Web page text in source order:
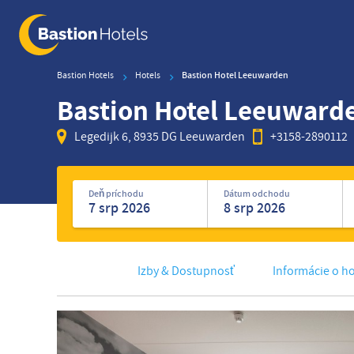
main
Bastion Hotels Hotels Bastion Hotel Leeuwarden
Bastion Hotel
Legedijk 6, 8935 DG Leeuwarden +3158-2890112
Vyhľadajte
hotelyDeň príchodu Dátum odchodu
Izby & Dostupnosť Informácie o